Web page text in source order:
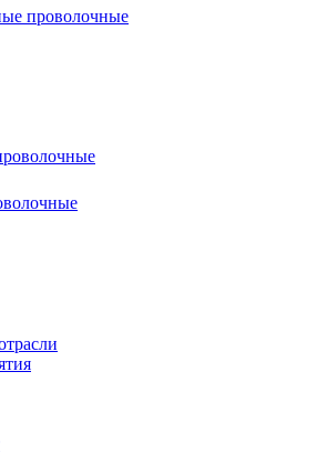
проволочные